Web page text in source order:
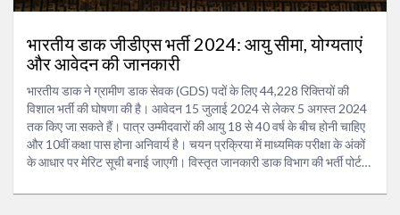
भारतीय डाक जीडीएस भर्ती 2024: आयु सीमा, योग्यताएं
और आवेदन की जानकारी
भारतीय डाक ने ग्रामीण डाक सेवक (GDS) पदों के लिए 44,228 रिक्तियों की
विशाल भर्ती की घोषणा की है। आवेदन 15 जुलाई 2024 से लेकर 5 अगस्त 2024
तक किए जा सकते हैं। पात्र उम्मीदवारों की आयु 18 से 40 वर्ष के बीच होनी चाहिए
और 10वीं कक्षा पास होना अनिवार्य है। चयन प्रक्रिया में माध्यमिक परीक्षा के अंकों
के आधार पर मेरिट सूची बनाई जाएगी। विस्तृत जानकारी डाक विभाग की भर्ती पोर्टल